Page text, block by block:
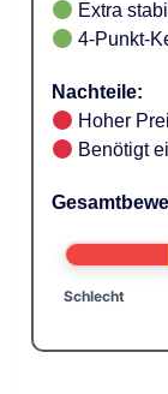
Extra
4-Punkt-
Nachteile:
Hoher
Benötigt
Schlecht